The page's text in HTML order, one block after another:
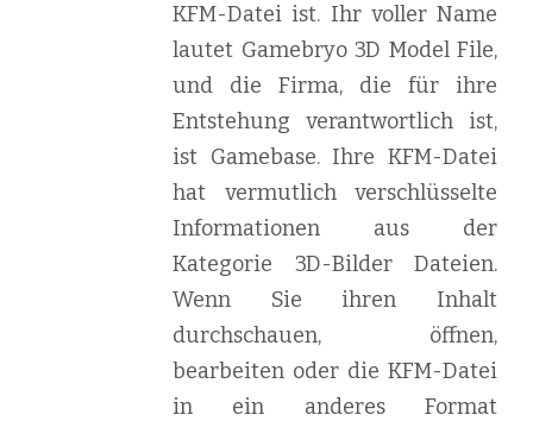
KFM-Datei ist. Ihr voller Name
lautet Gamebryo 3D Model File,
und die Firma, die für ihre
Entstehung verantwortlich ist,
ist Gamebase. Ihre KFM-Datei
hat vermutlich verschlüsselte
Informationen aus der
Kategorie 3D-Bilder Dateien.
Wenn Sie ihren Inhalt
durchschauen, öffnen,
bearbeiten oder die KFM-Datei
in ein anderes Format